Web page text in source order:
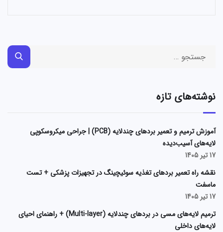
نوشته‌های تازه
آموزش ترمیم و تعمیر بردهای چندلایه (PCB) | جراحی میکروسکوپی
لایه‌های آسیب‌دیده
17 تیر 1405
نقشه راه تعمیر بردهای تغذیه سوئیچینگ در تجهیزات پزشکی + تست
ماسفت
17 تیر 1405
ترمیم لایه‌های مسی در بردهای چندلایه (Multi-layer) + راهنمای احیای
لایه‌های داخلی